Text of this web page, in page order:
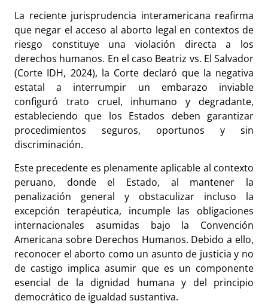
La reciente jurisprudencia interamericana reafirma
que negar el acceso al aborto legal en contextos de
riesgo constituye una violación directa a los
derechos humanos. En el caso Beatriz vs. El Salvador
(Corte IDH, 2024), la Corte declaró que la negativa
estatal a interrumpir un embarazo inviable
configuró trato cruel, inhumano y degradante,
estableciendo que los Estados deben garantizar
procedimientos seguros, oportunos y sin
discriminación.
Este precedente es plenamente aplicable al contexto
peruano, donde el Estado, al mantener la
penalización general y obstaculizar incluso la
excepción terapéutica, incumple las obligaciones
internacionales asumidas bajo la Convención
Americana sobre Derechos Humanos. Debido a ello,
reconocer el aborto como un asunto de justicia y no
de castigo implica asumir que es un componente
esencial de la dignidad humana y del principio
democrático de igualdad sustantiva.